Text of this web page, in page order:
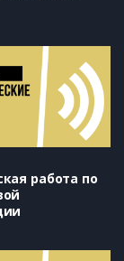
работа по